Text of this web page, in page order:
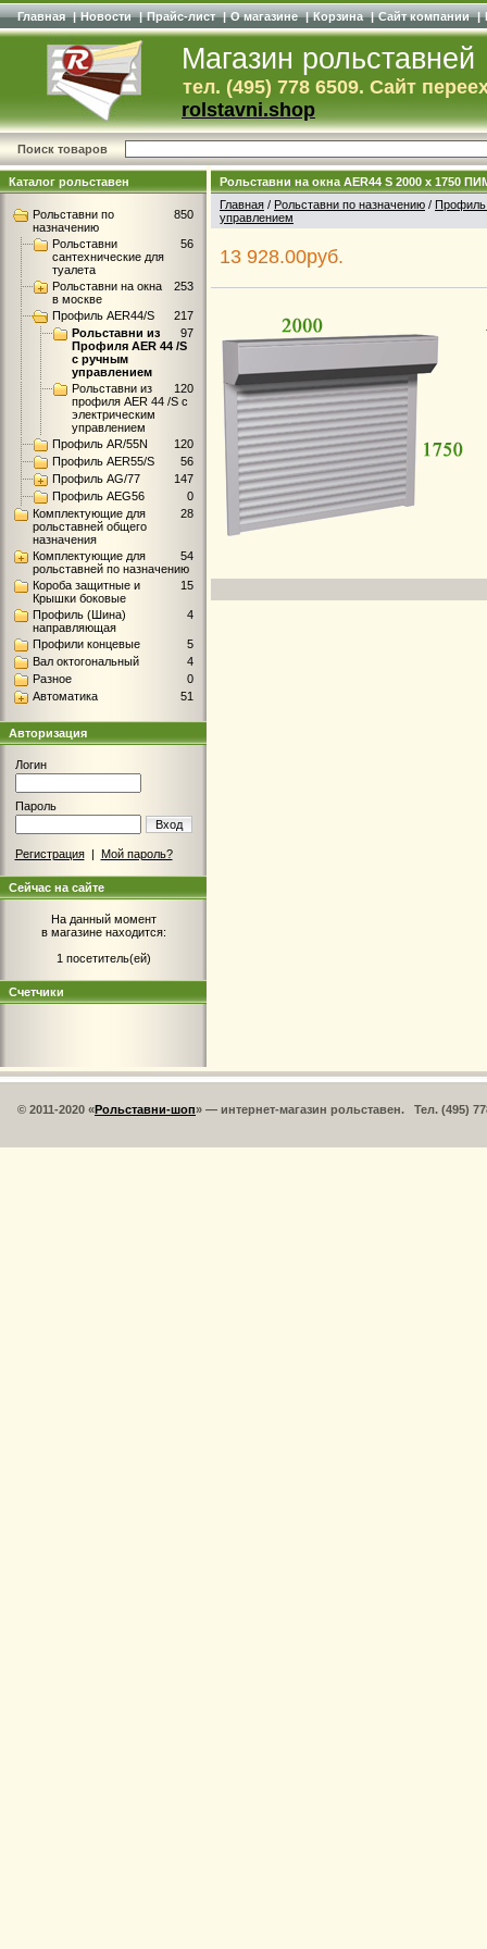
Главная | Новости | Прайс-лист | О магазине | Корзина | Сайт компании |
Магазин рольставней
тел. (495) 778 6509. Сайт
rolstavni.shop
Поиск товаров
Каталог рольставен
850
Рольставни по
назначению
56
Рольставни
сантехнические для
туалета
253
Рольставни на окна
в москве
217
Профиль AER44/S
97
Рольставни из
Профиля AER 44 /S
с ручным
управлением
120
Рольставни из
профиля AER 44 /S с
электрическим
управлением
120
Профиль AR/55N
56
Профиль AER55/S
147
Профиль AG/77
0
Профиль AEG56
28
Комплектующие для
рольставней общего
назначения
54
Комплектующие для
рольставней по назначению
15
Короба защитные и
Крышки боковые
4
Профиль (Шина)
направляющая
5
Профили концевые
4
Вал октогональный
0
Разное
51
Автоматика
Авторизация
Логин
Пароль
Вход
Регистрация| Мой пароль?
Сейчас на сайте
На данный момент
в магазине находится:
1 посетитель(ей)
Счетчики
Рольставни на окна AER44 S 2000 x 1750
Главная / Рольставни по назначению / Профиль
управлением
13 928.00руб.
© 2011-2020 «Рольставни-шоп» — интернет-магазин рольставен. Тел. (495)